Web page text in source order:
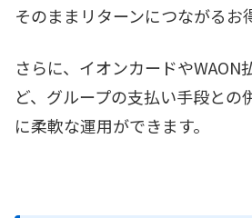
そのままリターンにつながるお
さらに、イオンカードやWAON
ど、グループの支払い手段との
に柔軟な運用ができます。